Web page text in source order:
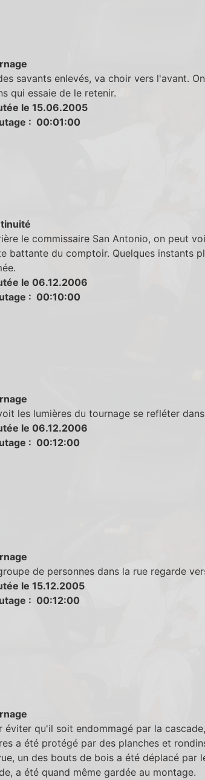
savants enlevés, va choir vers l'avant.
qui essaie de le retenir.
le 15.06.2005
: 00:01:00
le commissaire San Antonio, on peut
battante du comptoir. Quelques instants
le 06.12.2006
: 00:10:00
les lumières du tournage se refléter
le 06.12.2006
: 00:12:00
de personnes dans la rue regarde
le 15.12.2005
: 00:12:00
éviter qu'il soit endommagé par la
a été protégé par des planches et
un des bouts de bois a été déplacé par
a été quand même gardée au montage.